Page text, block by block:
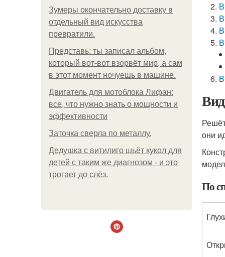
Зумеры окончательно доставку в
отдельный вид искусства
превратили.
Представь: ты записал альбом,
который вот-вот взорвёт мир, а сам
в этот момент ночуешь в машине.
Двигатель для мотоблока Лифан:
все, что нужно знать о мощности и
эффективности
Заточка сверла по металлу.
Дедушка с витилиго шьёт кукол для
детей с таким же диагнозом - и это
трогает до слёз.
они
По